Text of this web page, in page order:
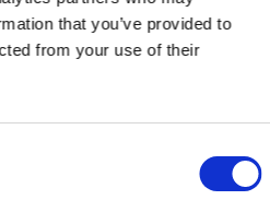
that you’ve provided to
from your use of their